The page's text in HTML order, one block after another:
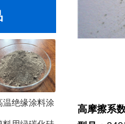
温绝缘涂料涂
高摩擦系